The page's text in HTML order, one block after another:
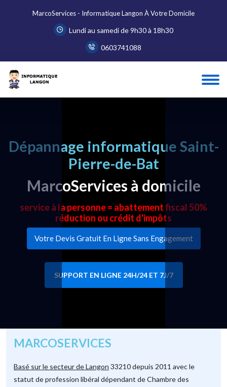
MarcoServices - Informatique Langon À Votre Domicile
Lundi au samedi de 9h30 à 18h30
0603741088
Dépannage informatique Saint-
Pierre-de-Bat
MarcoServices à domicile
service à la personne = abattement fiscal 50%
réduction ou crédit d'impôts
Votre Devis Gratuit En Ligne Sans Engagement
SUPPORT EN LIGNE 24H/24 ET 7J/7
MARCOSERVICES
Basé sur le secteur de Langon 33210 depuis 2011 avec le
statut de profession libéral dépendant de Chambre des